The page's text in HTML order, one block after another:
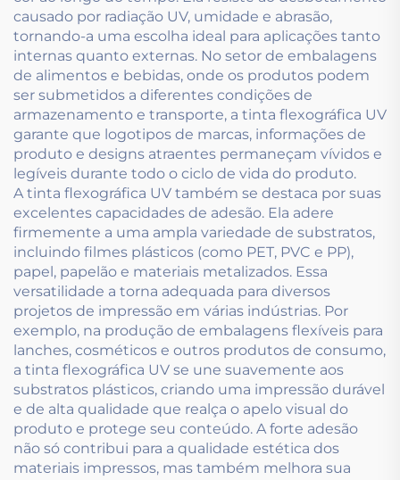
causado por radiação UV, umidade e abrasão,
tornando-a uma escolha ideal para aplicações tanto
internas quanto externas. No setor de embalagens
de alimentos e bebidas, onde os produtos podem
ser submetidos a diferentes condições de
armazenamento e transporte, a tinta flexográfica UV
garante que logotipos de marcas, informações de
produto e designs atraentes permaneçam vívidos e
legíveis durante todo o ciclo de vida do produto.
A tinta flexográfica UV também se destaca por suas
excelentes capacidades de adesão. Ela adere
firmemente a uma ampla variedade de substratos,
incluindo filmes plásticos (como PET, PVC e PP),
papel, papelão e materiais metalizados. Essa
versatilidade a torna adequada para diversos
projetos de impressão em várias indústrias. Por
exemplo, na produção de embalagens flexíveis para
lanches, cosméticos e outros produtos de consumo,
a tinta flexográfica UV se une suavemente aos
substratos plásticos, criando uma impressão durável
e de alta qualidade que realça o apelo visual do
produto e protege seu conteúdo. A forte adesão
não só contribui para a qualidade estética dos
materiais impressos, mas também melhora sua